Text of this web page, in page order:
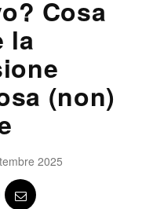
Cosa
la
(non)
2025